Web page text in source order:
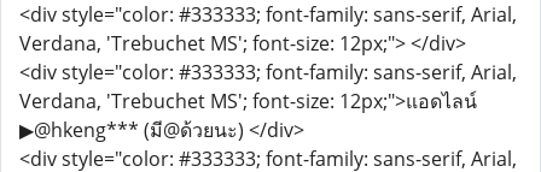
<div style="color: #333333; font-family: sans-serif, Arial,
Verdana, 'Trebuchet MS'; font-size: 12px;"> </div>
<div style="color: #333333; font-family: sans-serif, Arial,
Verdana, 'Trebuchet MS'; font-size: 12px;">แอดไลน์
▶@hkeng*** (มี@ด้วยนะ) </div>
<div style="color: #333333; font-family: sans-serif, Arial,